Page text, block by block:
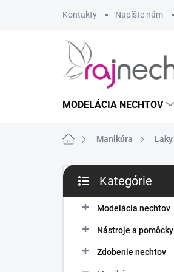
Kontakty Napíšte nám
MODELÁCIA NECHTOV
DomovManikúra
B
č
kategórie
Kategórie
Modelácia nechtov
Nástroje a pomôcky
Zdobenie nechtov